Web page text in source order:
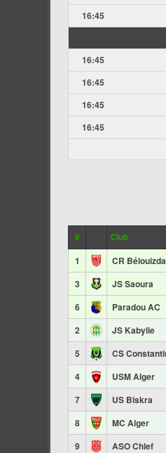
16:45
16:45
16:45
16:45
16:45
# Club
1 CR
3
JS Saoura
6
Paradou AC
2
JS Kabylie
5
CS
4
USM Alger
7
US Biskra
8
MC Alger
9
ASO Chlef